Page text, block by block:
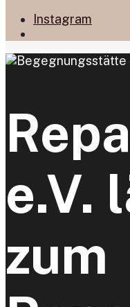
Instagram
Window
e.V.
zum